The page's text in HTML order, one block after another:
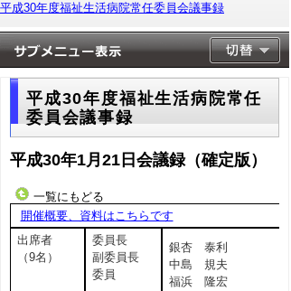
平成30年度福祉生活病院常任委員会議事録
平成30年度福祉生活病院常任
委員会議事録
平成30年1月21日会議録（確定版）
一覧にもどる
開催概要、資料はこちらです
出席者
（9名）
委員長
副委員長
委員
銀杏 泰利
中島 規夫
福浜 隆宏